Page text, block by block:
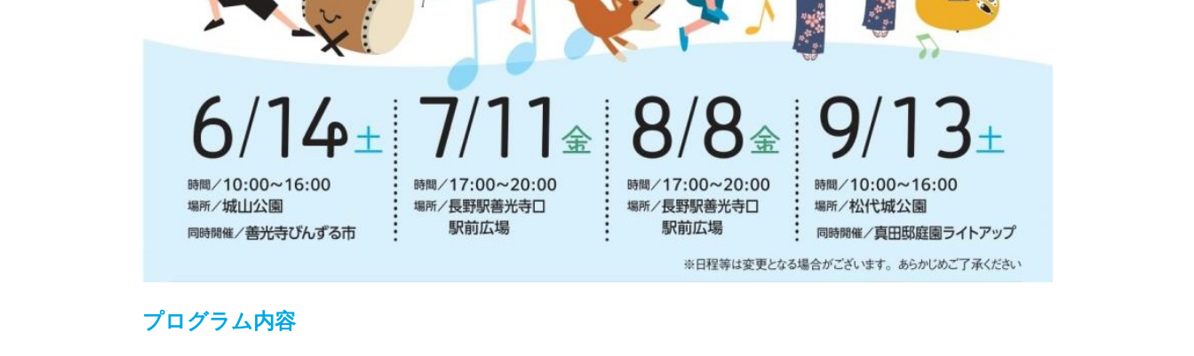
プログラム内容